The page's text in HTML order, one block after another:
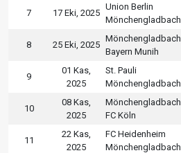
7 17 Eki, 2025
Union Berlin
Mönchengladbach
8 25 Eki, 2025
Mönchengladbach
Bayern Munih
9
01 Kas,
2025
St. Pauli
Mönchengladbach
10
08 Kas,
2025
Mönchengladbach
FC Köln
11
22 Kas,
2025
FC Heidenheim
Mönchengladbach